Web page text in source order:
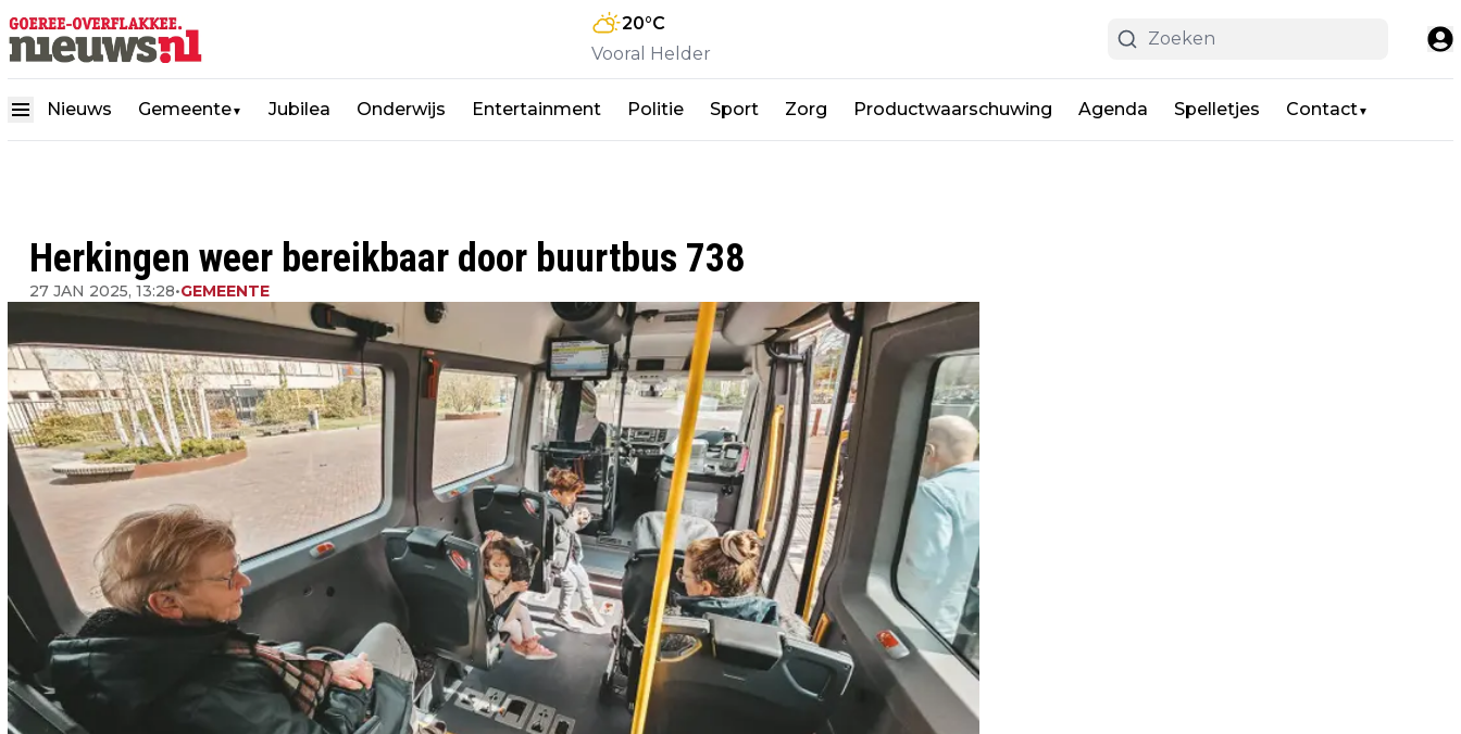
20°C
Vooral Helder
Nieuws Gemeente▼ Jubilea Onderwijs Entertainment Politie Sport Zorg Productwaarschuwing Agenda Spelletjes Contact▼
Herkingen weer bereikbaar door buurtbus 738
27 JAN 2025, 13:28•GEMEENTE